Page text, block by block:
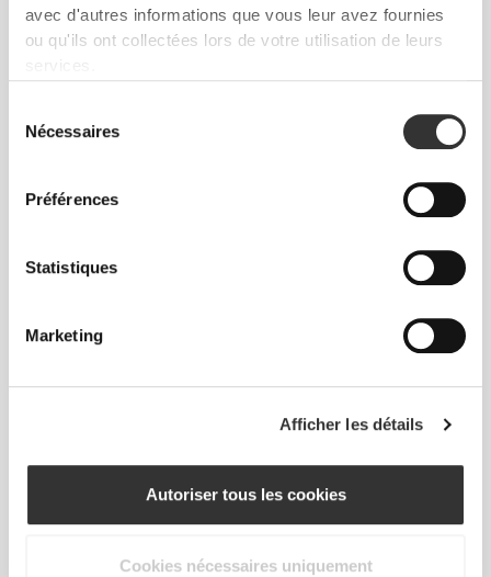
avec d'autres informations que vous leur avez fournies
ou qu'ils ont collectées lors de votre utilisation de leurs
services.
Nécessaires
Préférences
Statistiques
Marketing
Afficher les détails
Autoriser tous les cookies
Cookies nécessaires uniquement
Sans étiquettes cousues
Nos vêtements sont synonymes de confort. Nous
empreinte sur nos vêtements : le sans coutures !
L'absence d'étiquettes cousues vient renforcer la
sensation de confort en évitant les frottements
CONSEILS POUR LES TAILLES